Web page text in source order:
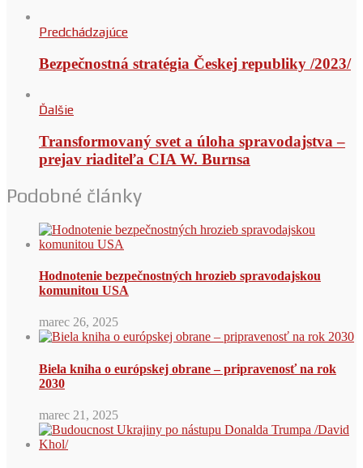
Predchádzajúce
Bezpečnostná stratégia Českej republiky /2023/
Ďalšie
Transformovaný svet a úloha spravodajstva –
prejav riaditeľa CIA W. Burnsa
Podobné články
Hodnotenie bezpečnostných hrozieb spravodajskou
komunitou USA
marec 26, 2025
Biela kniha o európskej obrane – pripravenosť na rok
2030
marec 21, 2025